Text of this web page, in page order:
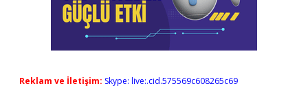
Reklam ve İletişim: Skype: live:.cid.575569c608265c69